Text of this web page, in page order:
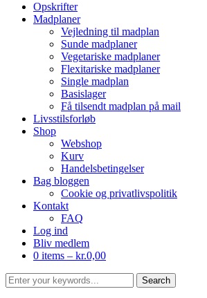
Opskrifter
Madplaner
Vejledning til madplan
Sunde madplaner
Vegetariske madplaner
Flexitariske madplaner
Single madplan
Basislager
Få tilsendt madplan på mail
Livsstilsforløb
Shop
Webshop
Kurv
Handelsbetingelser
Bag bloggen
Cookie og privatlivspolitik
Kontakt
FAQ
Log ind
Bliv medlem
0 items – kr.0,00